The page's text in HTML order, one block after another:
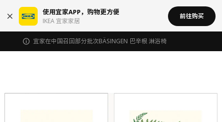
使用宜家APP，购物更方便
IKEA 宜家家居
前往购买
宜家在中国召回部分批次BÄSINGEN 巴辛根 淋浴椅